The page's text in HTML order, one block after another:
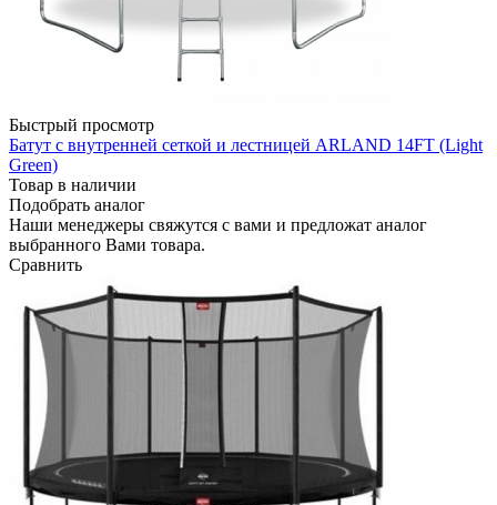
Быстрый просмотр
Батут с внутренней сеткой и лестницей ARLAND 14FT (Light
Green)
Товар в наличии
Подобрать аналог
Наши менеджеры свяжутся с вами и предложат аналог
выбранного Вами товара.
Сравнить